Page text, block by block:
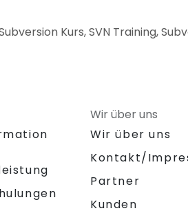
Kurs, SVN Training,
Wir über uns
Wir über uns
Kontakt/
Partner
Kunden